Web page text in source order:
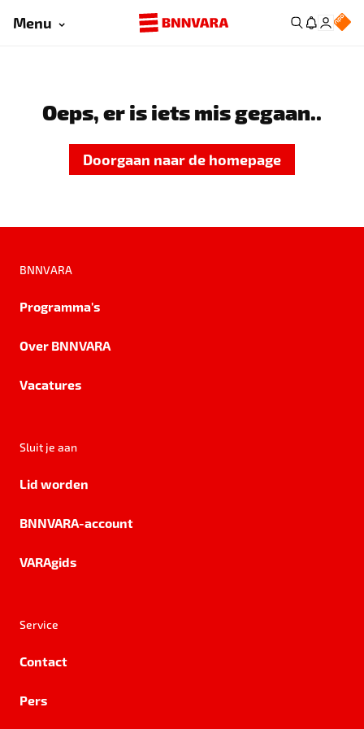
Menu
Oeps, er is iets mis gegaan..
Doorgaan naar de homepage
BNNVARA
Programma's
Over BNNVARA
Vacatures
Sluit je aan
Lid worden
BNNVARA-account
VARAgids
Service
Contact
Pers